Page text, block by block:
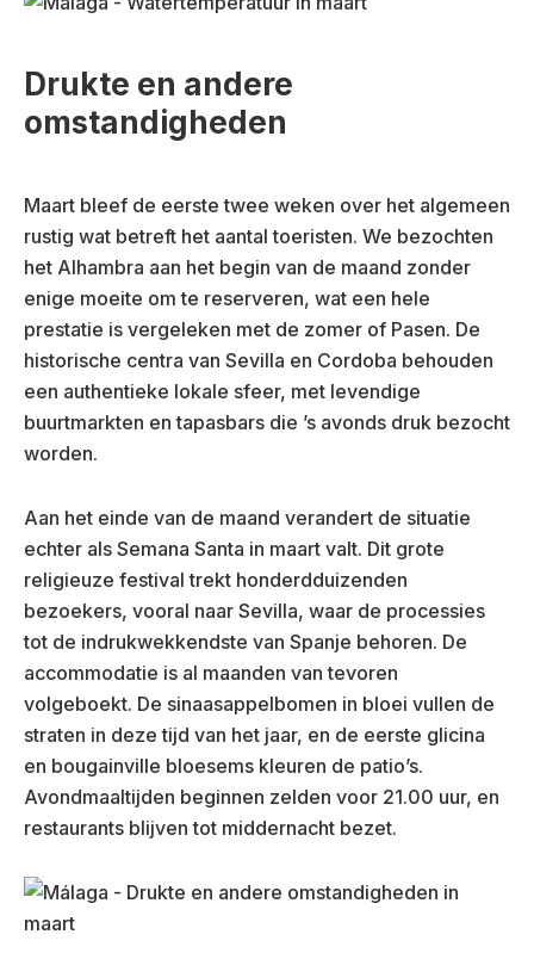
Drukte en andere
omstandigheden
Maart bleef de eerste twee weken over het algemeen
rustig wat betreft het aantal toeristen. We bezochten
het Alhambra aan het begin van de maand zonder
enige moeite om te reserveren, wat een hele
prestatie is vergeleken met de zomer of Pasen. De
historische centra van Sevilla en Cordoba behouden
een authentieke lokale sfeer, met levendige
buurtmarkten en tapasbars die ’s avonds druk bezocht
worden.
Aan het einde van de maand verandert de situatie
echter als Semana Santa in maart valt. Dit grote
religieuze festival trekt honderdduizenden
bezoekers, vooral naar Sevilla, waar de processies
tot de indrukwekkendste van Spanje behoren. De
accommodatie is al maanden van tevoren
volgeboekt. De sinaasappelbomen in bloei vullen de
straten in deze tijd van het jaar, en de eerste glicina
en bougainville bloesems kleuren de patio’s.
Avondmaaltijden beginnen zelden voor 21.00 uur, en
restaurants blijven tot middernacht bezet.